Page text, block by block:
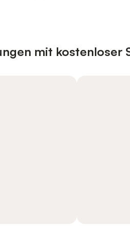
mit kostenloser